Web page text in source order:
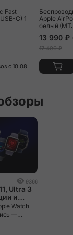
Fast
C) 1
с 10.08
Apple
белый
13 990 ₽
17 490 ₽
9366
Ultra 3
и
Watch
—